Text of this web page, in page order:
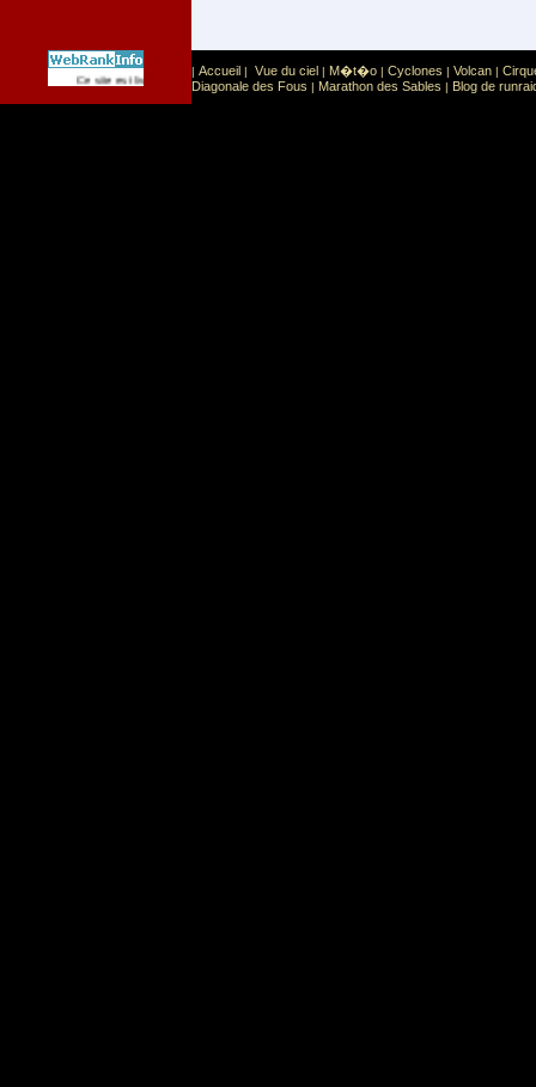
Ce site est list� dans la cat�gorie Sport: Sports extr�mes
| Accueil | Vue du ciel | M�t�o | Cyclones | Volcan |
Diagonale des Fous | Marathon des Sables | Blog de